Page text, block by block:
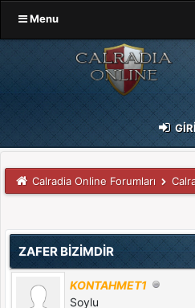
Menu
Calradia Online Forumları
ZAFER BİZİMDİR
KONTAHMET1
Soylu